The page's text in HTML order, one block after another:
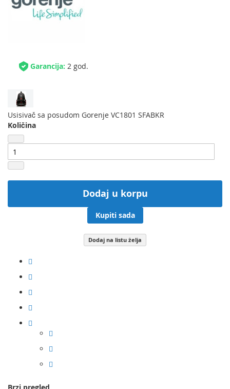
Garancija: 2 god.
Usisivač sa posudom Gorenje VC1801 SFABKR
Količina
Dodaj u korpu
Kupiti sada
Dodaj na listu želja